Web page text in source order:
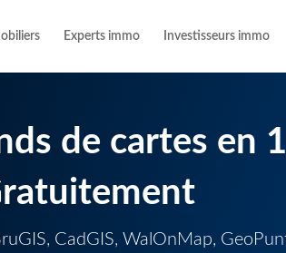
Experts immo Investisseurs immo
de cartes en
CadGIS, WalOnMap,